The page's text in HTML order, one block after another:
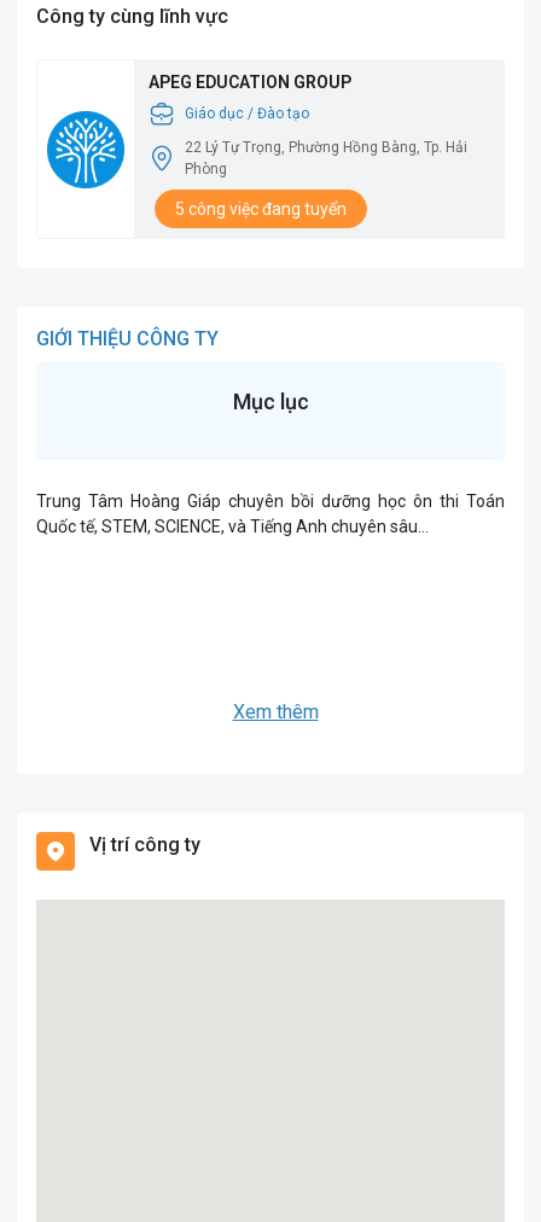
Công ty cùng lĩnh vực
APEG EDUCATION GROUP
Giáo dục / Đào tạo
22 Lý Tự Trọng, Phường Hồng Bàng, Tp. Hải
Phòng
5 công việc đang tuyển
GIỚI THIỆU CÔNG TY
Mục lục
Trung Tâm Hoàng Giáp chuyên bồi dưỡng học ôn thi Toán
Quốc tế, STEM, SCIENCE, và Tiếng Anh chuyên sâu...
Xem thêm
Vị trí công ty